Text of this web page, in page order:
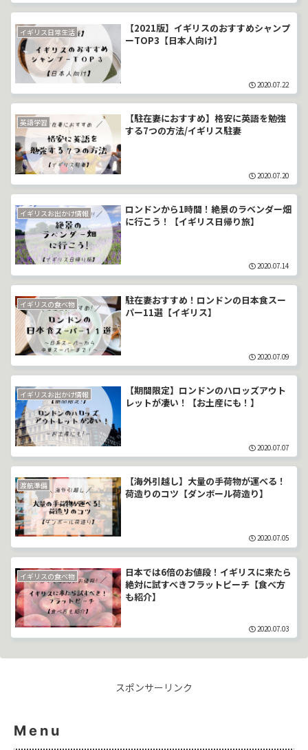
イギリス日常生活
【2021版】イギリスのおすすめシャンプ
ーTOP3【日本人向け】
2020.07.22
英語学習
【駐在妻におすすめ】格安に英語を勉強
する7つの方法/イギリス駐妻
2020.07.20
イギリスお出かけ情報
ロンドンから1時間！絶景のラベンダー畑
に行こう！【イギリス日帰り旅】
2020.07.14
イギリスの食べ物
駐在妻おすすめ！ロンドンの日本食スー
パー11選【イギリス】
2020.07.09
イギリスお出かけ情報
【期間限定】ロンドンのハロッズアウト
レットが凄い！【お土産にも！】
2020.07.07
渡航準備
【海外引越し】大量の手荷物が運べる！
荷造りのコツ【ダンボール荷造り】
2020.07.05
イギリスの食べ物
日本では6倍のお値段！イギリスに来たら
絶対に試すべきフラットピーチ【食べ方
も紹介】
2020.07.03
スポンサーリンク
Menu